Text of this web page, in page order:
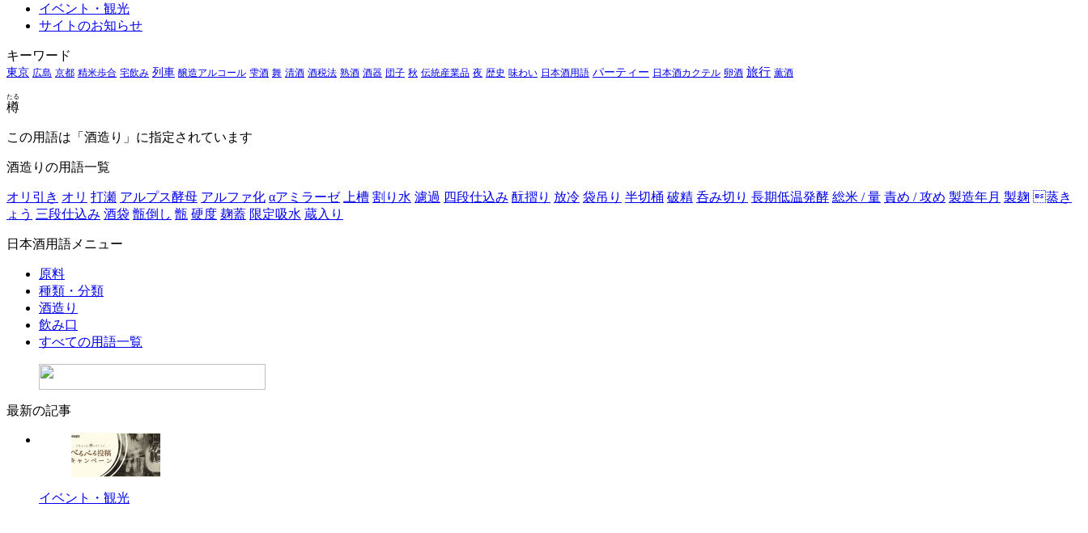
イベント・観光
サイトのお知らせ
キーワード
東京 広島 京都 精米歩合 宅飲み 列車 醸造アルコール 雫酒 舞 清酒 酒税法 熟酒 酒器 団子 秋 伝統産業品 夜 歴史 味わい 日本酒用語 パーティー 日本酒カクテル 卵酒 旅行 薫酒
樽
たる
この用語は「酒造り」に指定されています
酒造りの用語一覧
オリ引き オリ 打瀬 アルプス酵母 アルファ化 αアミラーゼ 上槽 割り水 濾過 四段仕込み 酛摺り 放冷 袋吊り 半切桶 破精 呑み切り 長期低温発酵 総米 / 量 責め / 攻め 製造年月 製麹 蒸き
ょう 三段仕込み 酒袋 甑倒し 甑 硬度 麹蓋 限定吸水 蔵入り
日本酒用語メニュー
原料
種類・分類
酒造り
飲み口
すべての用語一覧
最新の記事
イベント・観光